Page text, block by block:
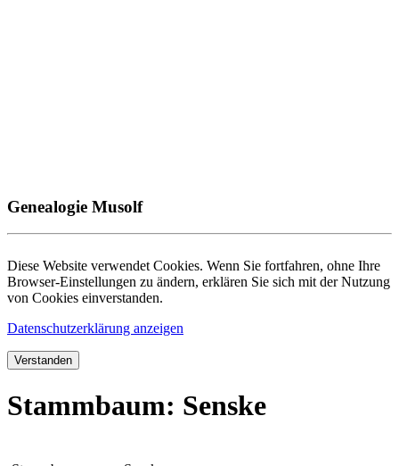
Genealogie Musolf
Diese Website verwendet Cookies. Wenn Sie fortfahren, ohne Ihre
Browser-Einstellungen zu ändern, erklären Sie sich mit der Nutzung
von Cookies einverstanden.
Datenschutzerklärung anzeigen
Verstanden
Stammbaum: Senske